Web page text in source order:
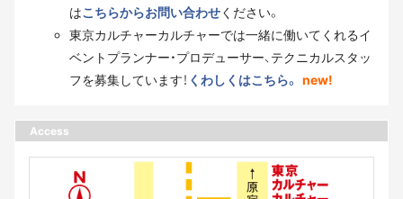
はこちらからお問い合わせください。
東京カルチャーカルチャーでは一緒に働いてくれるイ
ベントプランナー・プロデューサー、テクニカルスタッ
フを募集しています！ くわしくはこちら。 new!
Access